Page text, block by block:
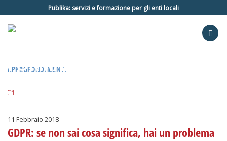
ai
contenuti
Publika: servizi e formazione per gli enti locali
APPROFONDIMENTI
|
71
11 Febbraio 2018
GDPR: se non sai cosa significa, hai un problema